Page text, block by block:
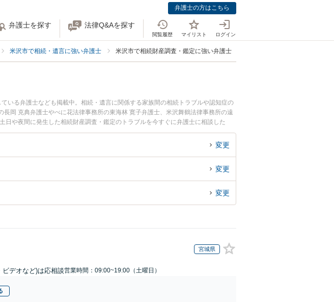
弁護士の方はこちら
弁護士を探す 法律Q&Aを探す
閲覧履歴 マイリスト ログイン
米沢市で相続・遺言に強い弁護士 米沢市で相続財産調査・鑑定に強い弁護士
いる弁護士なども掲載中。相続・遺言に関係する家族間の相続トラブルや認知症の
岡 克典弁護士やべに花法律事務所の東海林 寛子弁護士、米沢舞鶴法律事務所の遠
や夜間に発生した相続財産調査・鑑定のトラブルを今すぐに弁護士に相談した
無料で相続財産調査・鑑定を法律相談できる米沢市内の弁護士に相談予約したい』
変更
変更
変更
宮城県
デオなど)は応相談営業時間：09:00~19:00（土曜日）